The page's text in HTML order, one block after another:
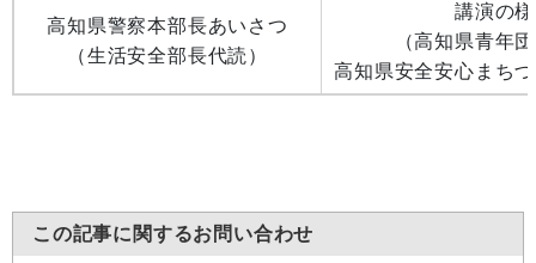
高知県警察本部長あいさつ
（生活安全部長代読）
講演の
（高知県青年
高知県安全安心まち
この記事に関するお問い合わせ